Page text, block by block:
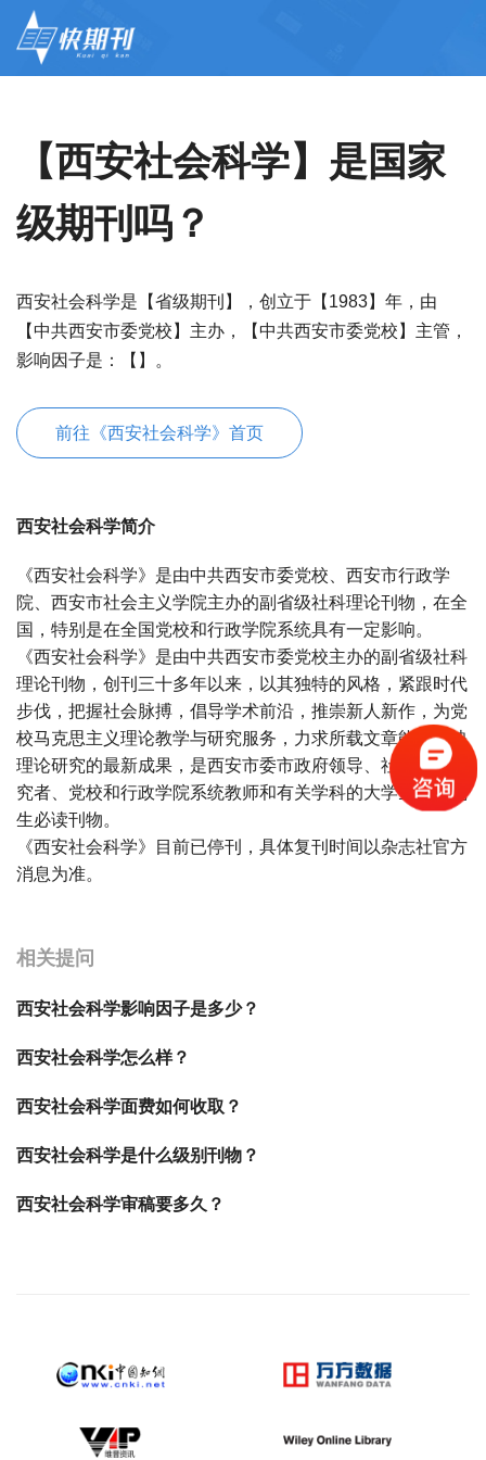
【西安社会科学】是国家
级期刊吗？
西安社会科学是【省级期刊】，创立于【1983】年，由
【中共西安市委党校】主办，【中共西安市委党校】主管，
影响因子是：【】。
前往《西安社会科学》首页
西安社会科学简介
《西安社会科学》是由中共西安市委党校、西安市行政学
院、西安市社会主义学院主办的副省级社科理论刊物，在全
国，特别是在全国党校和行政学院系统具有一定影响。
《西安社会科学》是由中共西安市委党校主办的副省级社科
理论刊物，创刊三十多年以来，以其独特的风格，紧跟时代
步伐，把握社会脉搏，倡导学术前沿，推崇新人新作，为党
校马克思主义理论教学与研究服务，力求所载文章能够反映
理论研究的最新成果，是西安市委市政府领导、社科理论研
究者、党校和行政学院系统教师和有关学科的大学生、研究
生必读刊物。
《西安社会科学》目前已停刊，具体复刊时间以杂志社官方
消息为准。
相关提问
西安社会科学影响因子是多少？
西安社会科学怎么样？
西安社会科学面费如何收取？
西安社会科学是什么级别刊物？
西安社会科学审稿要多久？